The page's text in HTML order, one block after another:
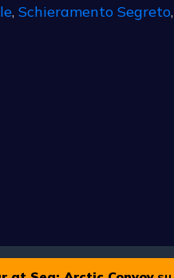
, Schieramento Segreto,